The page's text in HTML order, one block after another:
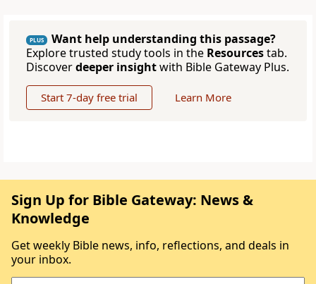
PLUS
Want help understanding this passage?
Explore trusted study tools in the Resourcestab.
Discoverdeeper insightwith Bible Gateway Plus.
Start 7-day free trial Learn More
Sign Up for Bible Gateway: News &
Knowledge
Get weekly Bible news, info, reflections, and deals in
your inbox.